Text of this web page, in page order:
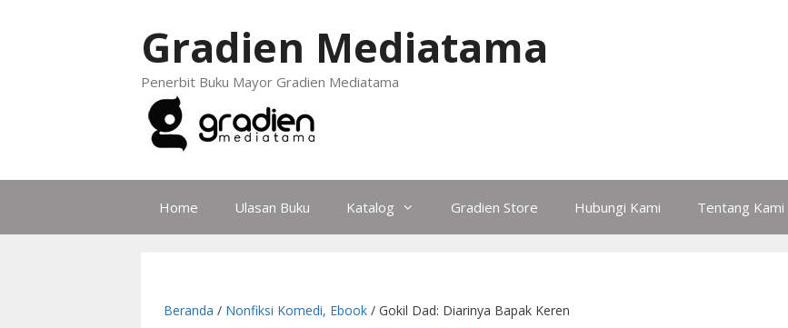
Gradien Mediatama
Penerbit Buku Mayor Gradien Mediatama
Home Ulasan Buku Katalog Gradien Store Hubungi Kami Tentang Kami
Beranda / Nonfiksi Komedi, Ebook/ Gokil Dad: Diarinya Bapak Keren